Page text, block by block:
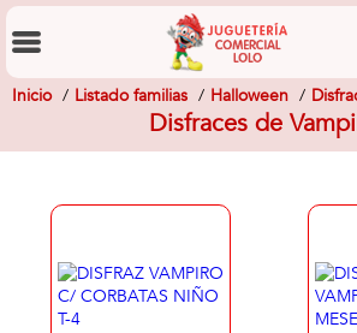
Inicio Listado familias Halloween
Disfraces de